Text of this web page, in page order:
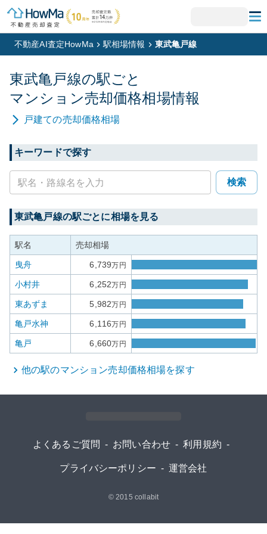
不動産AI査定HowMa 駅相場情報 東武亀戸線
東武亀戸線の駅ごと
マンション売却価格相場情報
戸建ての売却価格相場
キーワードで探す
検索
東武亀戸線の駅ごとに相場を見る
駅名 売却相場
曳舟 6,739万円
小村井 6,252万円
東あずま 5,982万円
亀戸水神 6,116万円
亀戸 6,660万円
他の駅のマンション売却価格相場を探す
よくあるご質問 - お問い合わせ - 利用規約 -
プライバシーポリシー - 運営会社
© 2015 collabit